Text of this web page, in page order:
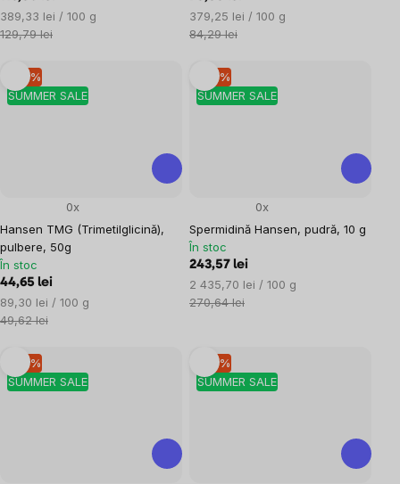
Evaluare
preţ:
389,33 lei / 100 g
129,79 lei
Evaluare
preţ:
379,25 lei / 100 g
84,29 lei
SUMMER SALE
–10 %
Hansen TMG (Trimetilglicină),
pulbere, 50g
0x
În stoc
44,65 lei
Evaluare
preţ:
89,30 lei / 100 g
49,62 lei
SUMMER SALE
–10 %
Spermidină Hansen, pudră, 10 g
0x
În stoc
243,57 lei
Evaluare
preţ:
2 435,70 lei / 100 g
270,64 lei
SUMMER SALE
–10 %
SUMMER SALE
–10 %